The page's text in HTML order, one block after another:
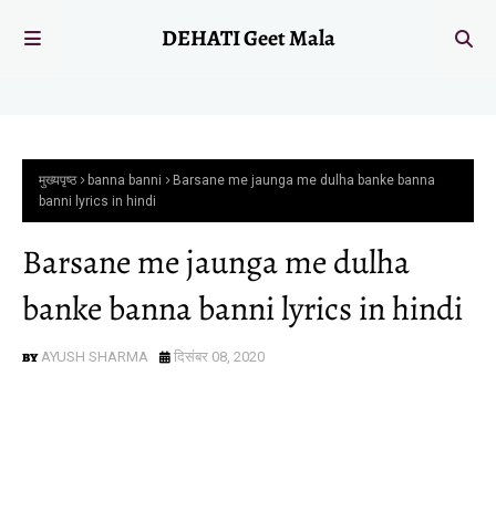
DEHATI Geet Mala
मुख्यपृष्ठ banna banni
Barsane me jaunga me dulha banke banna
banni lyrics in hindi
Barsane me jaunga me dulha
banke banna banni lyrics in hindi
AYUSH SHARMA दिसंबर 08, 2020